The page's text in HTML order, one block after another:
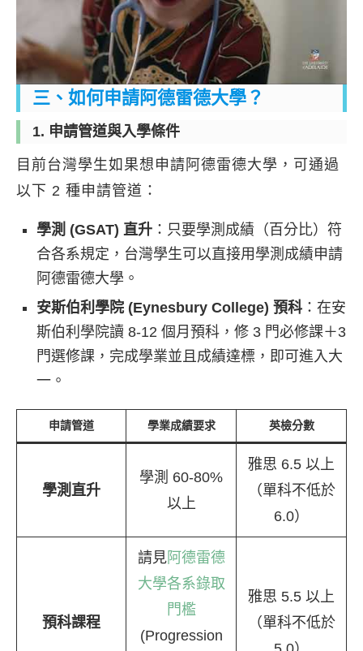
三、如何申請阿德雷德大學？
1. 申請管道與入學條件
目前台灣學生如果想申請阿德雷德大學，可通過
以下 2 種申請管道：
學測 (GSAT) 直升 ：只要學測成績（百分比）符
合各系規定，台灣學生可以直接用學測成績申請
阿德雷德大學。
安斯伯利學院 (Eynesbury College) 預科 ：在安
斯伯利學院讀 8-12 個月預科，修 3 門必修課＋3
門選修課，完成學業並且成績達標，即可進入大
一。
申請管道 學業成績要求 英檢分數
學測直升
學測 60-80%
以上
雅思 6.5 以上
（單科不低於
6.0）
預科課程
請見阿德雷德
大學各系錄取
門檻
(Progression
雅思 5.5 以上
（單科不低於